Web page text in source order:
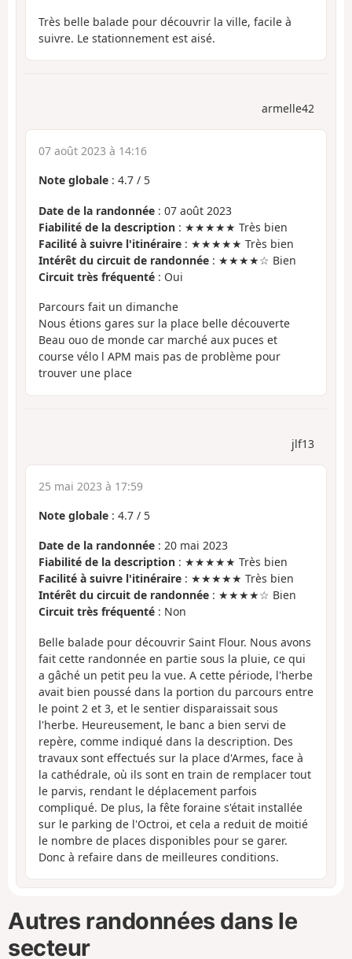
Très belle balade pour découvrir la ville, facile à
suivre. Le stationnement est aisé.
armelle42
07 août 2023 à 14:16
Note globale : 4.7 / 5
Date de la randonnée : 07 août 2023
Fiabilité de la description : ★★★★★ Très bien
Facilité à suivre l'itinéraire : ★★★★★ Très bien
Intérêt du circuit de randonnée : ★★★★☆ Bien
Circuit très fréquenté : Oui
Parcours fait un dimanche
Nous étions gares sur la place belle découverte
Beau ouo de monde car marché aux puces et
course vélo l APM mais pas de problème pour
trouver une place
jlf13
25 mai 2023 à 17:59
Note globale : 4.7 / 5
Date de la randonnée : 20 mai 2023
Fiabilité de la description : ★★★★★ Très bien
Facilité à suivre l'itinéraire : ★★★★★ Très bien
Intérêt du circuit de randonnée : ★★★★☆ Bien
Circuit très fréquenté : Non
Belle balade pour découvrir Saint Flour. Nous avons
fait cette randonnée en partie sous la pluie, ce qui
a gâché un petit peu la vue. A cette période, l'herbe
avait bien poussé dans la portion du parcours entre
le point 2 et 3, et le sentier disparaissait sous
l'herbe. Heureusement, le banc a bien servi de
repère, comme indiqué dans la description. Des
travaux sont effectués sur la place d'Armes, face à
la cathédrale, où ils sont en train de remplacer tout
le parvis, rendant le déplacement parfois
compliqué. De plus, la fête foraine s'était installée
sur le parking de l'Octroi, et cela a reduit de moitié
le nombre de places disponibles pour se garer.
Donc à refaire dans de meilleures conditions.
Autres randonnées dans le
secteur